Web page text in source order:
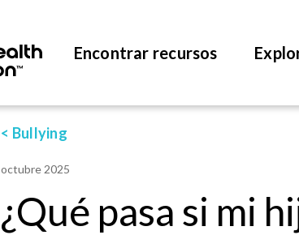
Encontrar recursos
< Bullying
octubre 2025
¿Qué pasa si mi